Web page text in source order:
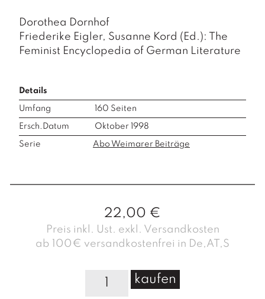
Dorothea Dornhof
Friederike Eigler, Susanne Kord (Ed.): The
Feminist Encyclopedia of German Literature
Details
Umfang 160 Seiten
Ersch.Datum Oktober 1998
Serie Abo Weimarer Beiträge
22,00 €
Preis inkl. Ust. exkl. Versandkosten
ab 100€ versandkostenfrei in De,AT,S
kaufen